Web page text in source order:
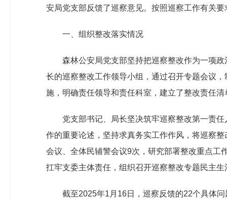
安局党支部反馈了巡察意见。按照巡察工作有关
一、组织整改落实情况
森林公安局党支部坚持把巡察整改作为一项
长的巡察整改工作领导小组，通过召开专题会议
施，明确责任领导和责任科室，建立了整改责任
党支部书记、局长坚决筑牢巡察整改第一责
作的重要论述，坚持求真务实工作作风，将巡察
会议、全体民辅警会议9次，研究部署整改重点工
扛牢支委主体责任，组织召开巡察整改专题民主
截至2025年1月16日，巡察反馈的22个具体